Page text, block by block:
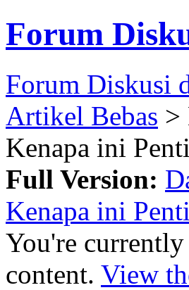
Forum
Forum Diskusi
Artikel Bebas >
Kenapa ini
Full Version:
Kenapa ini
You're
content. View